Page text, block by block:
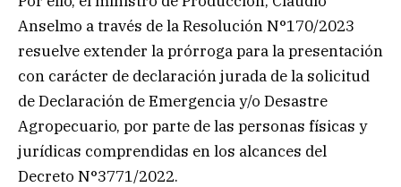
Anselmo a través de la Resolución N°170/2023
resuelve extender la prórroga para la presentación
con carácter de declaración jurada de la solicitud
de Declaración de Emergencia y/o Desastre
Agropecuario, por parte de las personas físicas y
jurídicas comprendidas en los alcances del
Decreto N°3771/2022.